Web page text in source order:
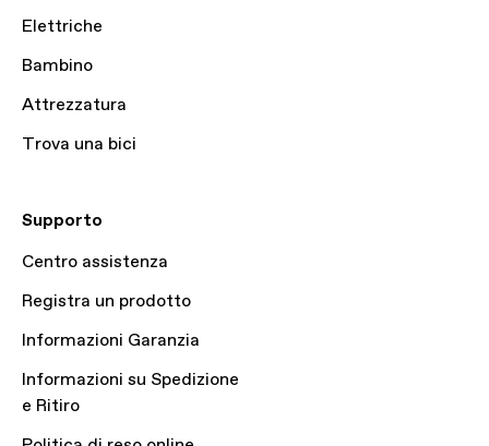
Elettriche
Bambino
Attrezzatura
Trova una bici
Supporto
Centro assistenza
Registra un prodotto
Informazioni Garanzia
Informazioni su Spedizione
e Ritiro